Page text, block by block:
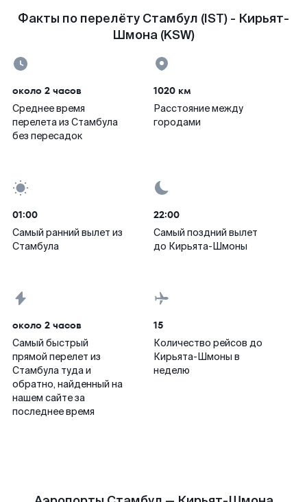
Факты по перелёту Стамбул (IST) - Кирьят-
Шмона (KSW)
около 2 часов
Среднее время
перелета из Стамбула
без пересадок
1020 км
Расстояние между
городами
01:00
Самый ранний вылет из
Стамбула
22:00
Самый поздний вылет
до Кирьята-Шмоны
около 2 часов
Самый быстрый
прямой перелет из
Стамбула туда и
обратно, найденный на
нашем сайте за
последнее время
15
Количество рейсов до
Кирьята-Шмоны в
неделю